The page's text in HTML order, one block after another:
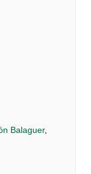
Balaguer,